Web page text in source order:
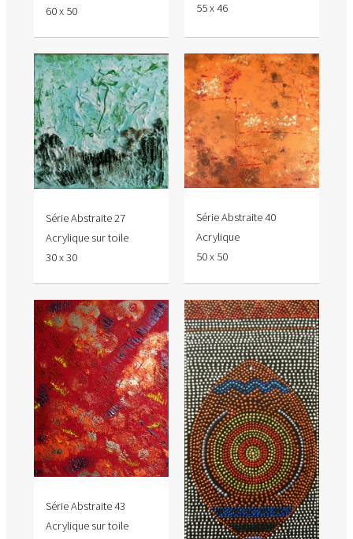
60 x 50
55 x 46
Série Abstraite 27
Acrylique sur toile
30 x 30
Série Abstraite 40
Acrylique
50 x 50
Série Abstraite 43
Acrylique sur toile